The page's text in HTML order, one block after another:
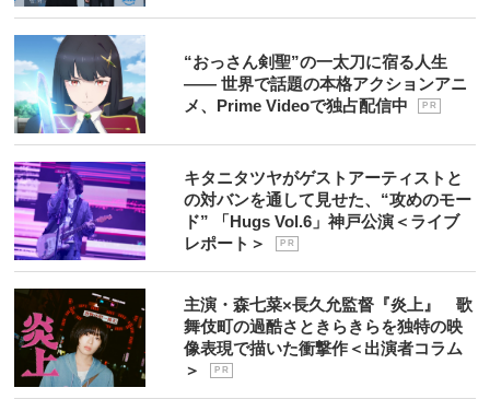
“おっさん剣聖”の一太刀に宿る人生
―― 世界で話題の本格アクションアニ
メ、Prime Videoで独占配信中
P R
キタニタツヤがゲストアーティストと
の対バンを通して見せた、“攻めのモー
ド” 「Hugs Vol.6」神戸公演＜ライブ
レポート＞
P R
主演・森七菜×長久允監督『炎上』 歌
舞伎町の過酷さときらきらを独特の映
像表現で描いた衝撃作＜出演者コラム
＞
P R